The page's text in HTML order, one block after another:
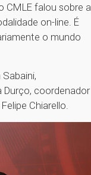
CMLE falou sobre a
on-line. É
o mundo
Durço, coordenador
Chiarello.